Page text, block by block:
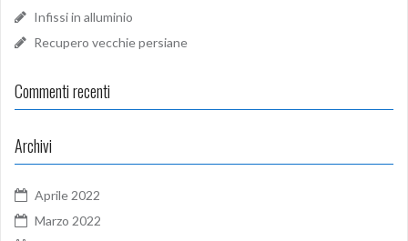
Infissi in alluminio
Recupero vecchie persiane
Commenti recenti
Archivi
Aprile 2022
Marzo 2022